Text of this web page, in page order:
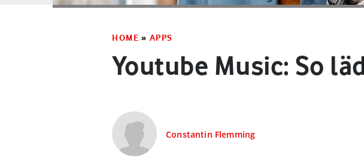
HOME » APPS
Youtube Music: So
Constantin Flemming